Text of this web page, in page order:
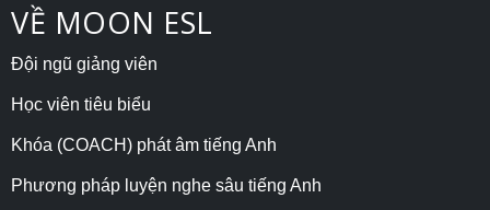
VỀ MOON ESL
Đội ngũ giảng viên
Học viên tiêu biểu
Khóa (COACH) phát âm tiếng Anh
Phương pháp luyện nghe sâu tiếng Anh